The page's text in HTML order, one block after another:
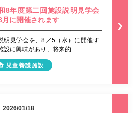
8年度第二回施設説明見学会
月に開催されます
明見学会を、8／5（水）に開催す
設に興味があり、将来的...
児童養護施設
2026/01/18